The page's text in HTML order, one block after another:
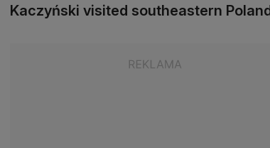
Kaczyński visited southeastern